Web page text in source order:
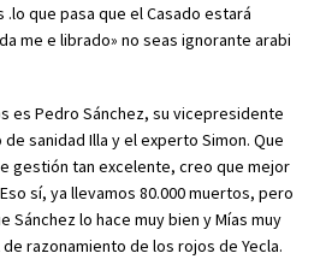
.lo que pasa que el Casado estará
me e librado» no seas ignorante arabi
es Pedro Sánchez, su vicepresidente
sanidad Illa y el experto Simon. Que
gestión tan excelente, creo que mejor
sí, ya llevamos 80.000 muertos, pero
Sánchez lo hace muy bien y Mías muy
razonamiento de los rojos de Yecla.